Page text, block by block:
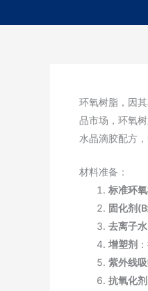
环氧树脂，因
品市场，环氧
水晶滴胶配方
材料准备：
标准环
固化剂
去离子水
增塑剂
紫外线
抗氧化剂